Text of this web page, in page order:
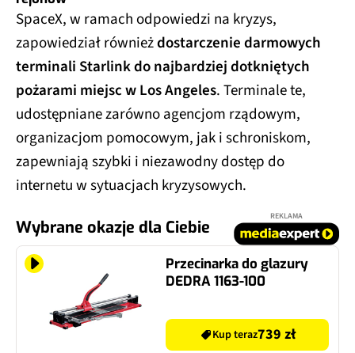
SpaceX, w ramach odpowiedzi na kryzys,
zapowiedział równieżdostarczenie darmowych
terminali Starlink do najbardziej dotkniętych
pożarami miejsc w Los Angeles. Terminale te,
udostępniane zarówno agencjom rządowym,
organizacjom pomocowym, jak i schroniskom,
zapewniają szybki i niezawodny dostęp do
internetu w sytuacjach kryzysowych.
Wybrane okazje dla Ciebie
REKLAMA
Przecinarka do glazury
DEDRA 1163-100
Kup teraz739 zł